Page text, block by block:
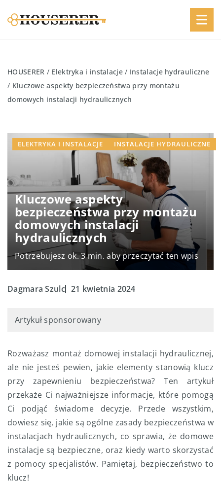
HOUSERER / Elektryka i instalacje/ Instalacje hydrauliczne
/ Kluczowe aspekty bezpieczeństwa przy montażu
domowych instalacji hydraulicznych
Kluczowe aspekty
bezpieczeństwa przy montażu
domowych instalacji
hydraulicznych
Potrzebujesz ok. 3 min. aby przeczytać ten wpis
ELEKTRYKA I INSTALACJE INSTALACJE HYDRAULICZNE
Dagmara Szulc 21 kwietnia 2024
Artykuł sponsorowany
Rozważasz montaż domowej instalacji hydraulicznej,
ale nie jesteś pewien, jakie elementy stanowią klucz
przy zapewnieniu bezpieczeństwa? Ten artykuł
przekaże Ci najważniejsze informacje, które pomogą
Ci podjąć świadome decyzje. Przede wszystkim,
dowiesz się, jakie są ogólne zasady bezpieczeństwa w
instalacjach hydraulicznych, co sprawia, że domowe
instalacje są bezpieczne, oraz kiedy warto skorzystać
z pomocy specjalistów. Pamiętaj, bezpieczeństwo to
klucz!